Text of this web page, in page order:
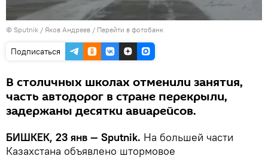
© Sputnik / Яков Андреев / Перейти в фотобанк
Подписаться
В столичных школах отменили занятия,
часть автодорог в стране перекрыли,
задержаны десятки авиарейсов.
БИШКЕК, 23 янв — Sputnik. На большей части
Казахстана объявлено штормовое